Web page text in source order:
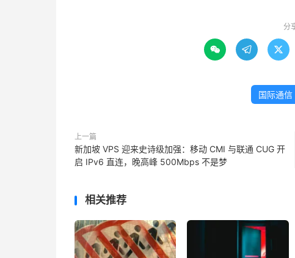
分
  
国际通信
上一篇
新加坡 VPS 迎来史诗级加强：移动 CMI 与联通 CUG 开
启 IPv6 直连，晚高峰 500Mbps 不是梦
相关推荐